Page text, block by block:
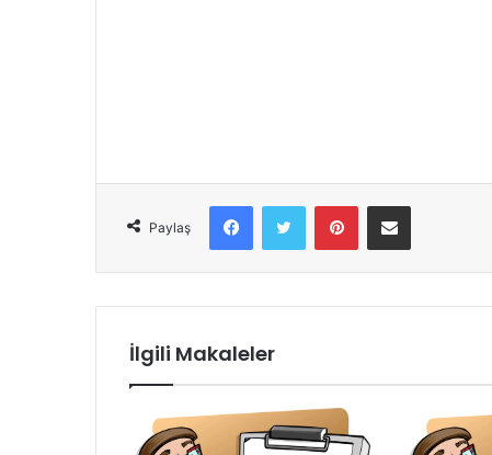
Paylaş
FacebookTwitter PinterestE-Posta ile paylaş
İlgili Makaleler